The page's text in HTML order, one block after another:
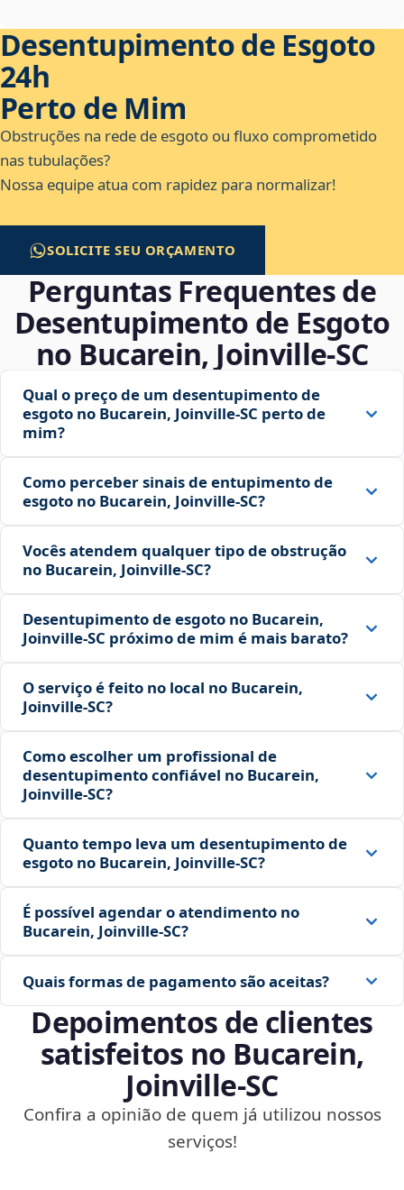
Desentupimento de Esgoto
24h
Perto de Mim
Obstruções na rede de esgoto ou fluxo comprometido
nas tubulações?
Nossa equipe atua com rapidez para normalizar!
SOLICITE SEU ORÇAMENTO
Perguntas Frequentes de
Desentupimento de Esgoto
no Bucarein, Joinville‑SC
Qual o preço de um desentupimento de
esgoto no Bucarein, Joinville‑SC perto de
mim?
Como perceber sinais de entupimento de
esgoto no Bucarein, Joinville‑SC?
Vocês atendem qualquer tipo de obstrução
no Bucarein, Joinville‑SC?
Desentupimento de esgoto no Bucarein,
Joinville‑SC próximo de mim é mais barato?
O serviço é feito no local no Bucarein,
Joinville‑SC?
Como escolher um profissional de
desentupimento confiável no Bucarein,
Joinville‑SC?
Quanto tempo leva um desentupimento de
esgoto no Bucarein, Joinville‑SC?
É possível agendar o atendimento no
Bucarein, Joinville‑SC?
Quais formas de pagamento são aceitas?
Depoimentos de clientes
satisfeitos no Bucarein,
Joinville‑SC
Confira a opinião de quem já utilizou nossos
serviços!